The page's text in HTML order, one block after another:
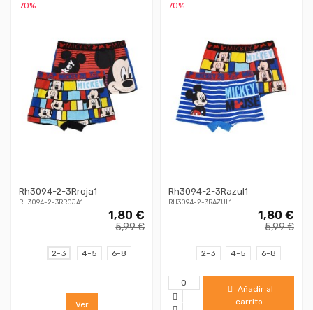
-70%
Rh3094-2-3Rroja1
RH3094-2-3RROJA1
1,80 €
5,99 €
2-3 4-5 6-8
Ver
-70%
Rh3094-2-3Razul1
RH3094-2-3RAZUL1
1,80 €
5,99 €
2-3 4-5 6-8
Añadir al
carrito